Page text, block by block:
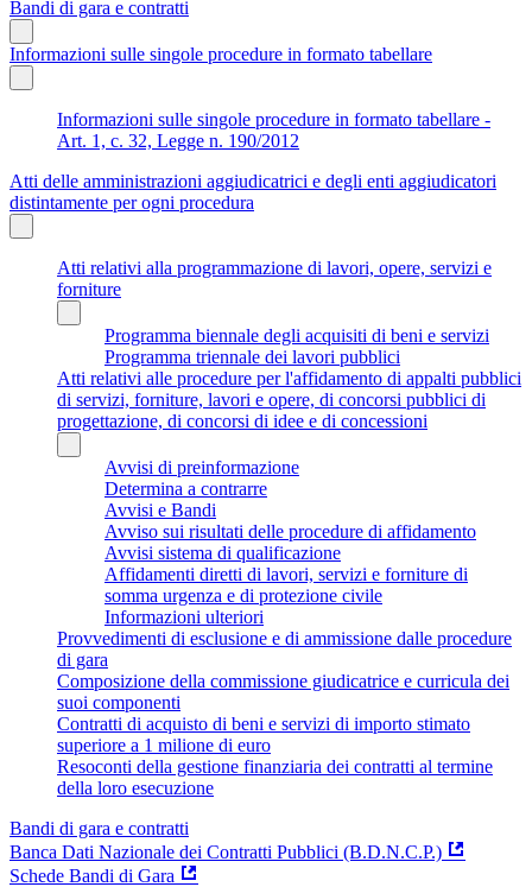
Bandi di gara e contratti
Informazioni sulle singole procedure in formato tabellare
Informazioni sulle singole procedure in formato tabellare -
Art. 1, c. 32, Legge n. 190/2012
Atti delle amministrazioni aggiudicatrici e degli enti aggiudicatori
distintamente per ogni procedura
Atti relativi alla programmazione di lavori, opere, servizi e
forniture
Programma biennale degli acquisiti di beni e servizi
Programma triennale dei lavori pubblici
Atti relativi alle procedure per l'affidamento di appalti pubblici
di servizi, forniture, lavori e opere, di concorsi pubblici di
progettazione, di concorsi di idee e di concessioni
Avvisi di preinformazione
Determina a contrarre
Avvisi e Bandi
Avviso sui risultati delle procedure di affidamento
Avvisi sistema di qualificazione
Affidamenti diretti di lavori, servizi e forniture di
somma urgenza e di protezione civile
Informazioni ulteriori
Provvedimenti di esclusione e di ammissione dalle procedure
di gara
Composizione della commissione giudicatrice e curricula dei
suoi componenti
Contratti di acquisto di beni e servizi di importo stimato
superiore a 1 milione di euro
Resoconti della gestione finanziaria dei contratti al termine
della loro esecuzione
Bandi di gara e contratti
Banca Dati Nazionale dei Contratti Pubblici (B.D.N.C.P.)
Schede Bandi di Gara